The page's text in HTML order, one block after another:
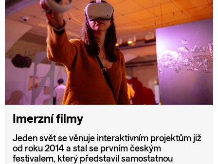
Imerzní filmy
Jeden svět se věnuje interaktivním projektům již
od roku 2014 a stal se prvním českým
festivalem, který představil samostatnou